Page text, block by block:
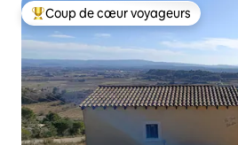
Coups de cœur voyageurs les plus
Coup de cœur voyageurs